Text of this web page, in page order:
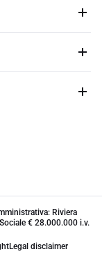
Riviera
€ 28.000.000 i.v.
Legal disclaimer